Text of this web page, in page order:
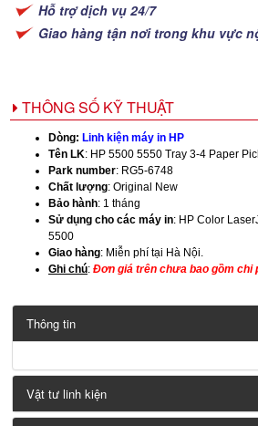
Hỗ trợ dịch vụ 24/7
Giao hàng tận nơi trong khu vực
THÔNG SỐ KỸ THUẬT
Dòng: Linh kiện máy in HP
Tên LK: HP 5500 5550 Tray 3-4 Paper
Park number: RG5-6748
Chất lượng: Original New
Bảo hành: 1 tháng
Sử dụng cho các máy in: HP Color
5500
Giao hàng: Miễn phí tại Hà Nội.
Ghi chú: Đơn giá trên chưa bao gồm chi
Thông tin
Vật tư linh kiện